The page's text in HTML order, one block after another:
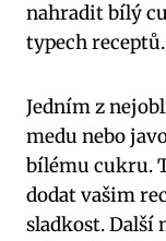
nahradit bílý
typech receptů.
Jedním z
medu nebo
bílému cukru.
dodat vašim
sladkost. Další